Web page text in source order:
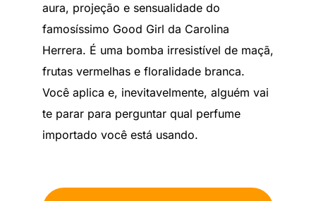
aura, projeção e sensualidade do
famosíssimo Good Girl da Carolina
Herrera. É uma bomba irresistível de maçã,
frutas vermelhas e floralidade branca.
Você aplica e, inevitavelmente, alguém vai
te parar para perguntar qual perfume
importado você está usando.